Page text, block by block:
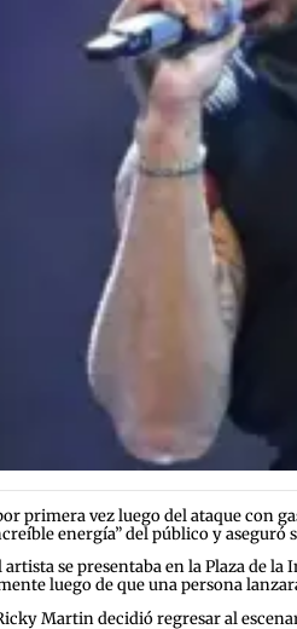
primera vez luego del ataque con
energía” del público y
se presentaba en la Plaza de
luego de que una persona
Martin decidió regresar al